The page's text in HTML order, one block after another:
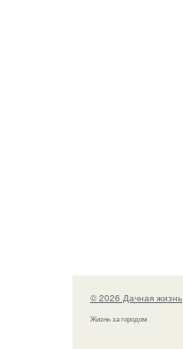
© 2026 Дачная жизнь
Жизнь за городом